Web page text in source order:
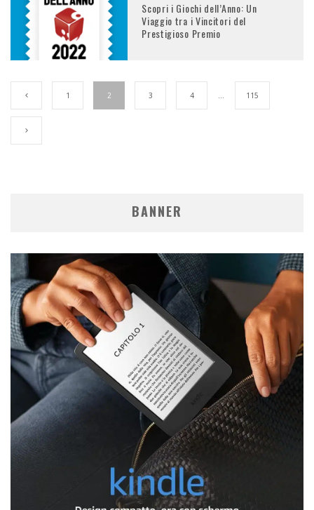
Scopri i Giochi dell’Anno: Un
Viaggio tra i Vincitori del
Prestigioso Premio
1 2 3 4 115
BANNER